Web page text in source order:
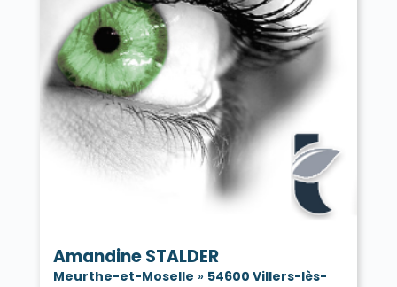
Amandine STALDER
Meurthe-et-Moselle » 54600 Villers-lès-